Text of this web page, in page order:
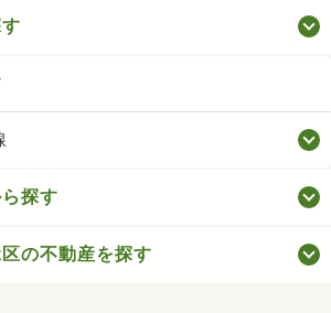
探す
の不動産を探す